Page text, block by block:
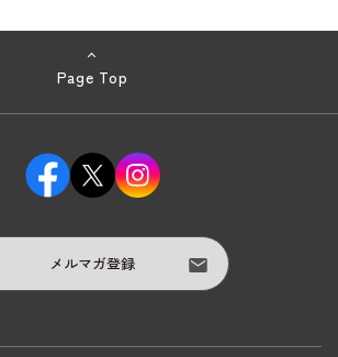
Page Top
メルマガ登録